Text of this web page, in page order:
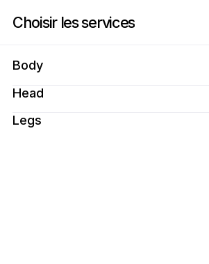
Choisir les services
Body
Head
Legs